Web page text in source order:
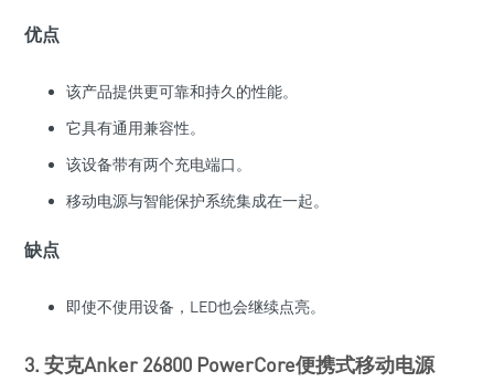
优点
该产品提供更可靠和持久的性能。
它具有通用兼容性。
该设备带有两个充电端口。
移动电源与智能保护系统集成在一起。
缺点
即使不使用设备，LED也会继续点亮。
3. 安克Anker 26800 PowerCore便携式移动电源